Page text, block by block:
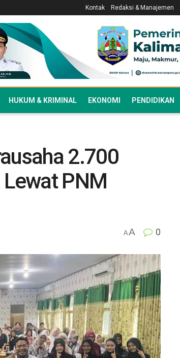
Kontak Redaksi & Manajemen
HUKUM & KRIMINAL EKONOMI PENDIDIKAN
2.700
PNM
AA 0